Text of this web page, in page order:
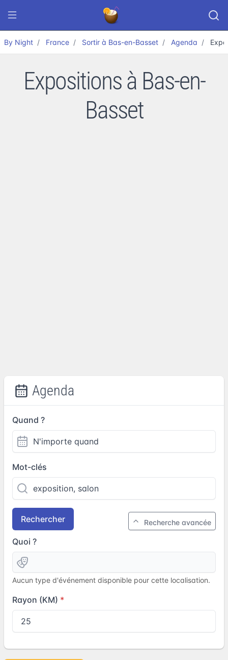
By Night France Sortir à Bas-en-Basset Agenda
Expositions à Bas-en-
Basset
Agenda
Quand ?
Mot-clés
Rechercher Recherche avancée
Quoi ?
Aucun type d'événement disponible pour cette localisation.
Rayon (KM)